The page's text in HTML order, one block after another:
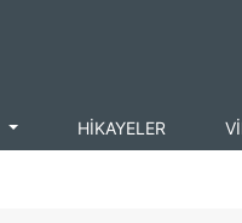
HİKAYELER